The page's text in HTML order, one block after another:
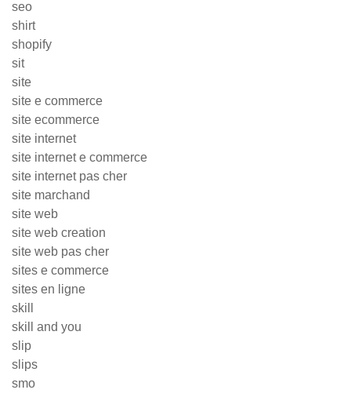
seo
shirt
shopify
sit
site
site e commerce
site ecommerce
site internet
site internet e commerce
site internet pas cher
site marchand
site web
site web creation
site web pas cher
sites e commerce
sites en ligne
skill
skill and you
slip
slips
smo